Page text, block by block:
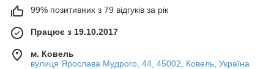
99% позитивних з 79 відгуків за рік
Працює з 19.10.2017
м. Ковель
вулиця Ярослава Мудрого, 44, 45002, Ковель, Україна